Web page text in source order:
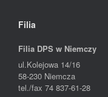
Filia
Filia DPS w Niemczy
ul.Kolejowa 14/16
58-230 Niemcza
tel./fax 74 837-61-28